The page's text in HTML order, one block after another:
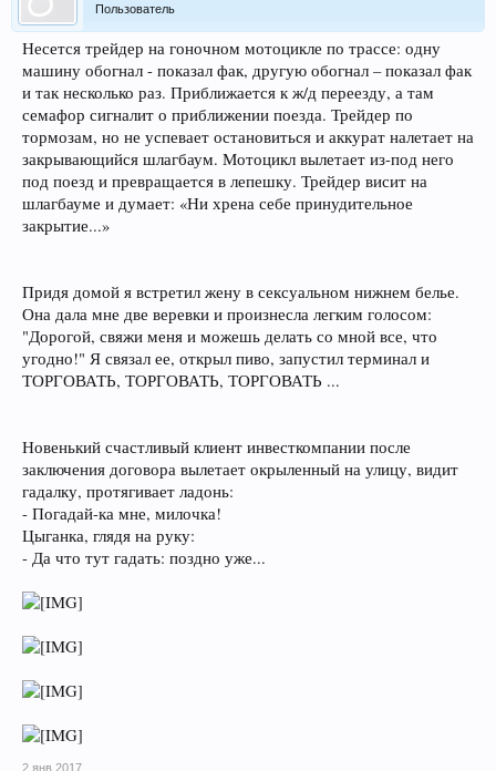
Пользователь
Несется трейдер на гоночном мотоцикле по трассе: одну
машину обогнал - показал фак, другую обогнал – показал фак
и так несколько раз. Приближается к ж/д переезду, а там
семафор сигналит о приближении поезда. Трейдер по
тормозам, но не успевает остановиться и аккурат налетает на
закрывающийся шлагбаум. Мотоцикл вылетает из-под него
под поезд и превращается в лепешку. Трейдер висит на
шлагбауме и думает: «Ни хрена себе принудительное
закрытие...»
Придя домой я встретил жену в сексуальном нижнем белье.
Она дала мне две веревки и произнесла легким голосом:
"Дорогой, свяжи меня и можешь делать со мной все, что
угодно!" Я связал ее, открыл пиво, запустил терминал и
ТОРГОВАТЬ, ТОРГОВАТЬ, ТОРГОВАТЬ ...
Новенький счастливый клиент инвесткомпании после
заключения договора вылетает окрыленный на улицу, видит
гадалку, протягивает ладонь:
- Погадай-ка мне, милочка!
Цыганка, глядя на руку:
- Да что тут гадать: поздно уже...
2 янв 2017